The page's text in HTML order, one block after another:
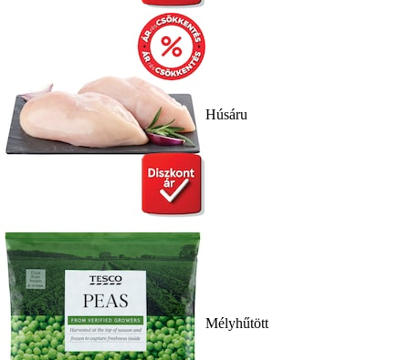
Húsáru
Mélyhűtött